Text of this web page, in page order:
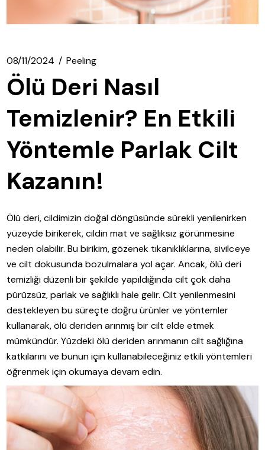
08/11/2024 Peeling
Ölü Deri Nasıl
Temizlenir? En Etkili
Yöntemle Parlak Cilt
Kazanın!
Ölü deri, cildimizin doğal döngüsünde sürekli yenilenirken
yüzeyde birikerek, cildin mat ve sağlıksız görünmesine
neden olabilir. Bu birikim, gözenek tıkanıklıklarına, sivilceye
ve cilt dokusunda bozulmalara yol açar. Ancak, ölü deri
temizliği düzenli bir şekilde yapıldığında cilt çok daha
pürüzsüz, parlak ve sağlıklı hale gelir. Cilt yenilenmesini
destekleyen bu süreçte doğru ürünler ve yöntemler
kullanarak, ölü deriden arınmış bir cilt elde etmek
mümkündür. Yüzdeki ölü deriden arınmanın cilt sağlığına
katkılarını ve bunun için kullanabileceğiniz etkili yöntemleri
öğrenmek için okumaya devam edin.